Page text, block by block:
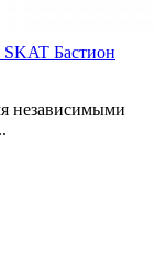
Бастион
независимыми